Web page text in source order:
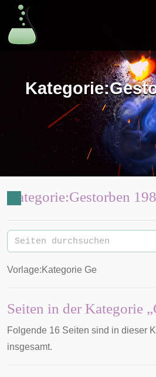
Kategorie:
Kategorie:Gestorben
Vorlage:Kategorie Ge
Seiten in der Kategorie
Folgende 16 Seiten sind in dieser
insgesamt.